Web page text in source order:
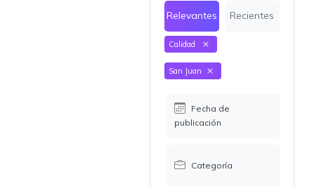
Relevantes Recientes
Calidad
San Juan
Fecha de
publicación
Categoría